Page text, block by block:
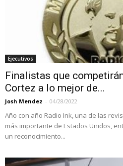
Ejecutivos
Finalistas que
Cortez a lo mejor de...
Josh Mendez - 04/28/2022
Año con año Radio Ink, una de las
más importante de Estados Unidos,
un reconocimiento...